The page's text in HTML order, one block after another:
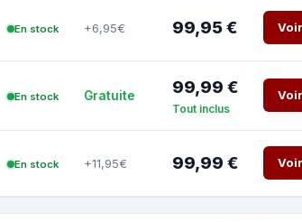
En stock +6,95€ 99,95 €
En stock Gratuite 99,99 €
Tout inclus
En stock +11,95€ 99,99 €